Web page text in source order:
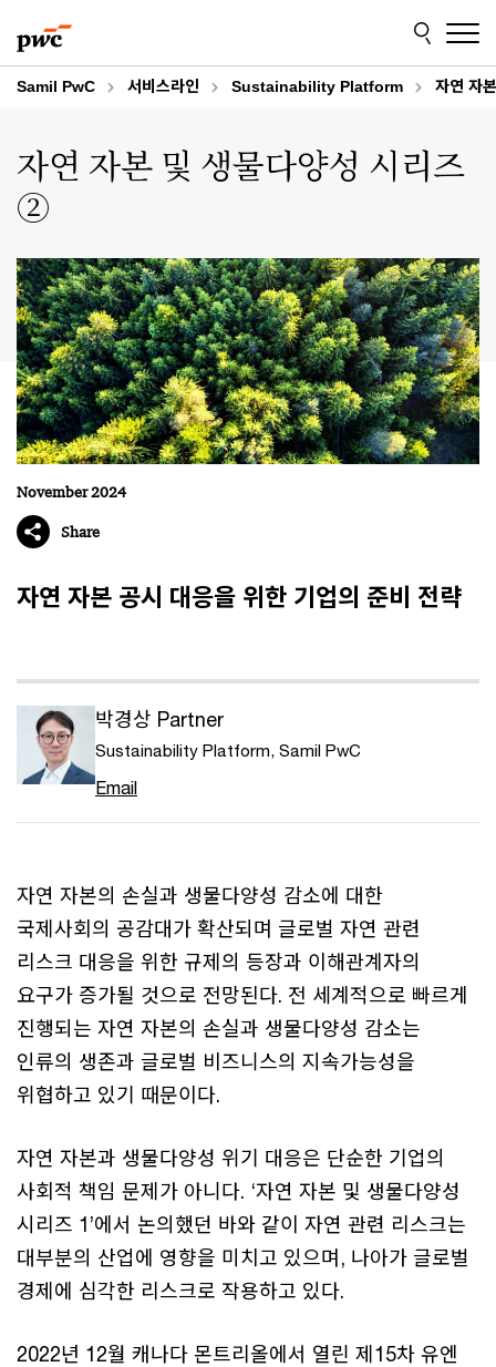
to
content
to
footer
Samil PwC 서비스라인 Sustainability Platform 자연 자
자연 자본 및 생물다양성 시리즈
②
November 2024
Share
자연 자본 공시 대응을 위한 기업의 준비 전략
박경상 Partner
Sustainability Platform, Samil PwC
Email
자연 자본의 손실과 생물다양성 감소에 대한
국제사회의 공감대가 확산되며 글로벌 자연 관련
리스크 대응을 위한 규제의 등장과 이해관계자의
요구가 증가될 것으로 전망된다. 전 세계적으로 빠르게
진행되는 자연 자본의 손실과 생물다양성 감소는
인류의 생존과 글로벌 비즈니스의 지속가능성을
위협하고 있기 때문이다.
자연 자본과 생물다양성 위기 대응은 단순한 기업의
사회적 책임 문제가 아니다. ‘자연 자본 및 생물다양성
시리즈 1’에서 논의했던 바와 같이 자연 관련 리스크는
대부분의 산업에 영향을 미치고 있으며, 나아가 글로벌
경제에 심각한 리스크로 작용하고 있다.
2022년 12월 캐나다 몬트리올에서 열린 제15차 유엔